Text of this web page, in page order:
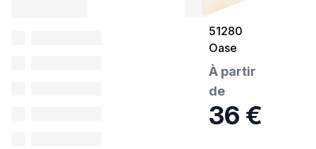
51280
Oase
AquaActiv
BioKick
Premium-
Bactéries
À partir
de
36 €